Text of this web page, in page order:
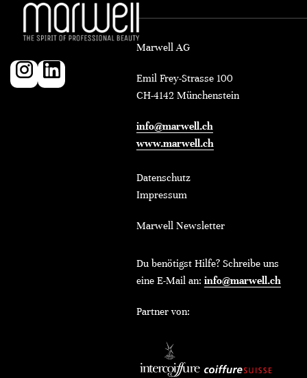
Marwell AG
Emil Frey-Strasse 100
CH-4142 Münchenstein
info@marwell.ch
www.marwell.ch
Datenschutz
Impressum
Marwell Newsletter
Du benötigst Hilfe? Schreibe uns
eine E-Mail an: info@marwell.ch
Partner von: